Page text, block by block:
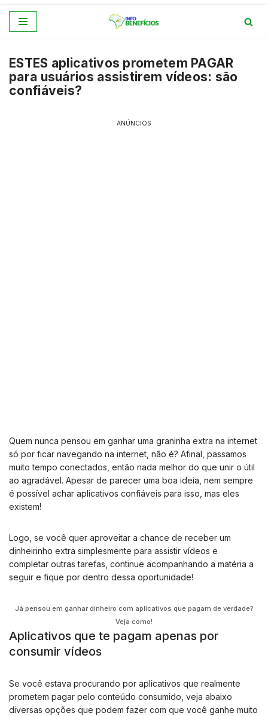
o
conteúdo
ESTES aplicativos prometem PAGAR
para usuários assistirem vídeos: são
confiáveis?
ANÚNCIOS
Quem nunca pensou em ganhar uma graninha extra na internet
só por ficar navegando na internet, não é? Afinal, passamos
muito tempo conectados, então nada melhor do que unir o útil
ao agradável. Apesar de parecer uma boa ideia, nem sempre
é possível achar aplicativos confiáveis para isso, mas eles
existem!
Logo, se você quer aproveitar a chance de receber um
dinheirinho extra simplesmente para assistir vídeos e
completar outras tarefas, continue acompanhando a matéria a
seguir e fique por dentro dessa oportunidade!
Já pensou em ganhar dinheiro com aplicativos que pagam de verdade?
Veja como!
Aplicativos que te pagam apenas por
consumir vídeos
Se você estava procurando por aplicativos que realmente
prometem pagar pelo conteúdo consumido, veja abaixo
diversas opções que podem fazer com que você ganhe muito